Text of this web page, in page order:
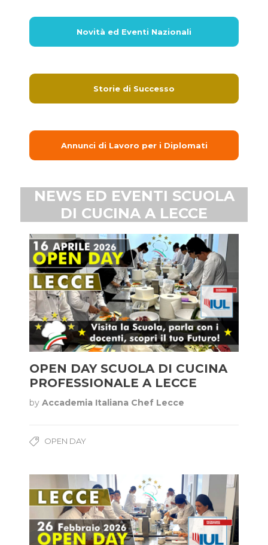
Novità ed Eventi Nazionali
Storie di Successo
Annunci di Lavoro per i Diplomati
NEWS ED EVENTI SCUOLA
DI CUCINA A LECCE
OPEN DAY SCUOLA DI CUCINA
PROFESSIONALE A LECCE
by Accademia Italiana Chef Lecce
OPEN DAY